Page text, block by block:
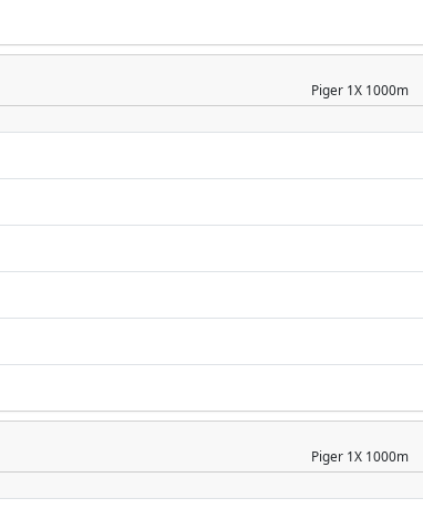
Piger 1X 1000m
Piger 1X 1000m